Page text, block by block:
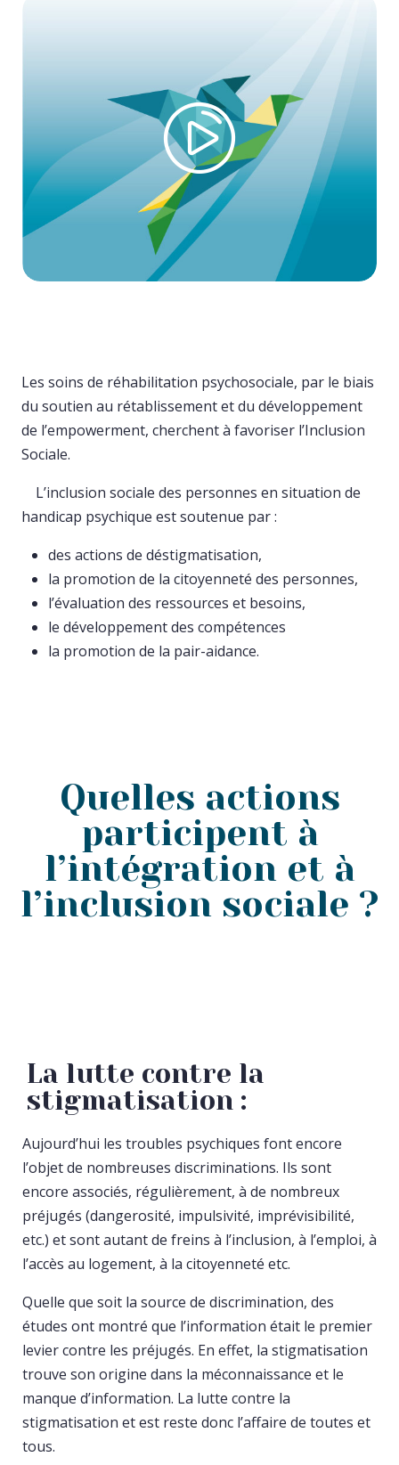
Les soins de réhabilitation psychosociale, par le biais
du soutien au rétablissement et du développement
de l’empowerment, cherchent à favoriser l’Inclusion
Sociale.
L’inclusion sociale des personnes en situation de
handicap psychique est soutenue par :
des actions de déstigmatisation,
la promotion de la citoyenneté des personnes,
l’évaluation des ressources et besoins,
le développement des compétences
la promotion de la pair-aidance.
Quelles actions
participent à
l’intégration et à
l’inclusion sociale ?
La lutte contre la
stigmatisation :
Aujourd’hui les troubles psychiques font encore
l’objet de nombreuses discriminations. Ils sont
encore associés, régulièrement, à de nombreux
préjugés (dangerosité, impulsivité, imprévisibilité,
etc.) et sont autant de freins à l’inclusion, à l’emploi, à
l’accès au logement, à la citoyenneté etc.
Quelle que soit la source de discrimination, des
études ont montré que l’information était le premier
levier contre les préjugés. En effet, la stigmatisation
trouve son origine dans la méconnaissance et le
manque d’information. La lutte contre la
stigmatisation et est reste donc l’affaire de toutes et
tous.